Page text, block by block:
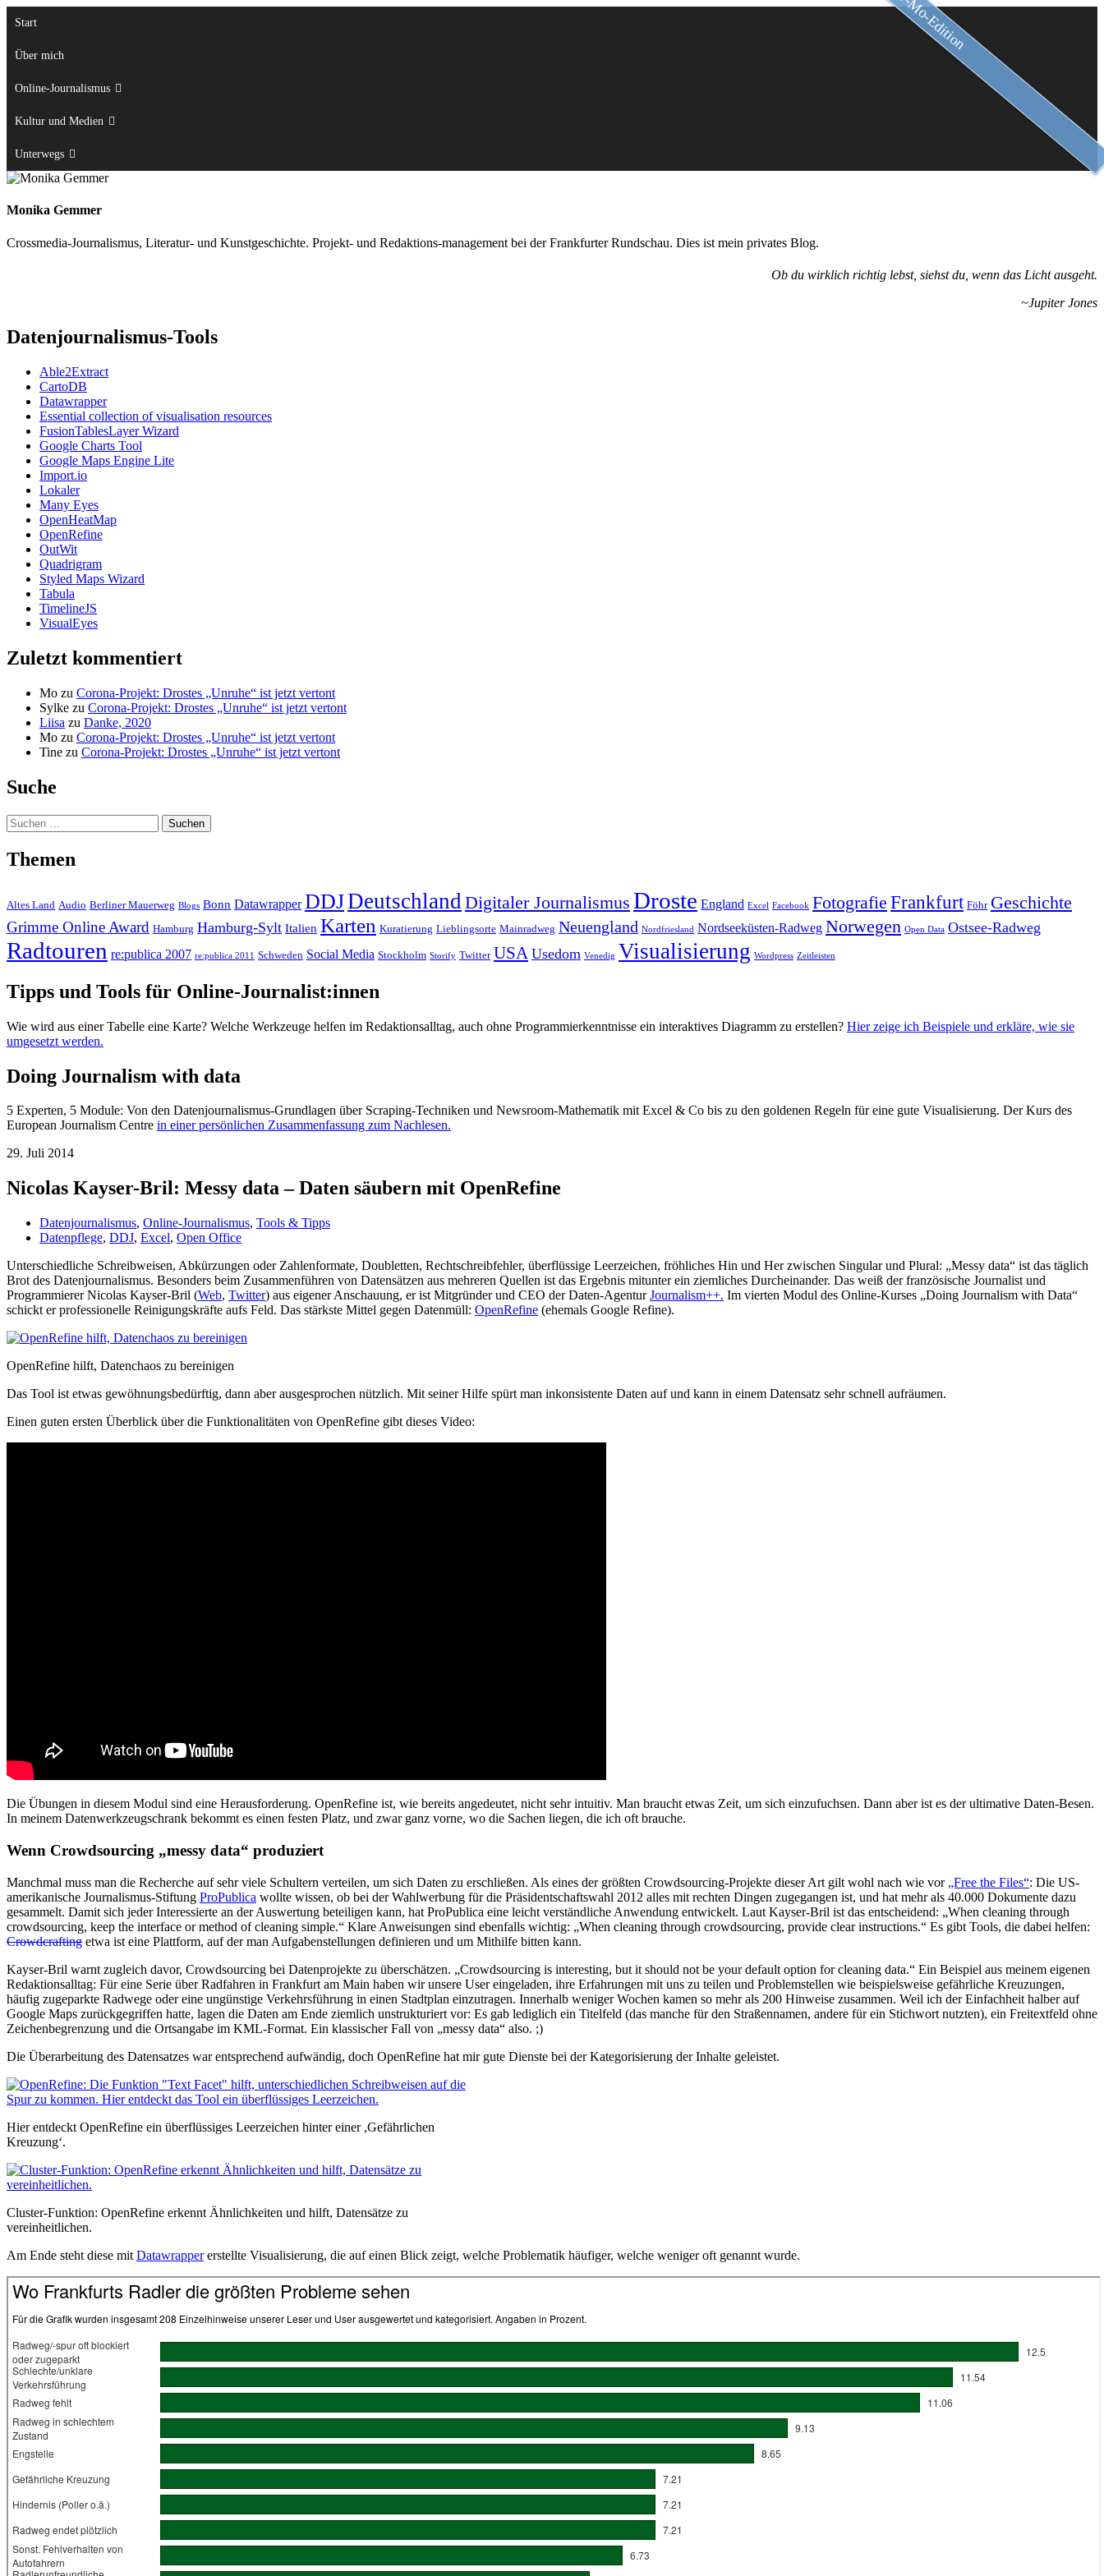
Inhalt
Start
Über mich
Online-Journalismus
Kultur und Medien
Unterwegs
Monika Gemmer
Crossmedia-Journalismus, Literatur- und Kunstgeschichte. Projekt- und Redaktions-management bei der Frankfurter Rundschau. Dies ist mein privates Blog.
Ob du wirklich richtig lebst, siehst du, wenn das Licht ausgeht.
~Jupiter Jones
Datenjournalismus-Tools
Able2Extract
CartoDB
Datawrapper
Essential collection of visualisation resources
FusionTablesLayer Wizard
Google Charts Tool
Google Maps Engine Lite
Import.io
Lokaler
Many Eyes
OpenHeatMap
OpenRefine
OutWit
Quadrigram
Styled Maps Wizard
Tabula
TimelineJS
VisualEyes
Zuletzt kommentiert
Mo zu Corona-Projekt: Drostes „Unruhe“ ist jetzt vertont
Sylke zu Corona-Projekt: Drostes „Unruhe“ ist jetzt vertont
Liisa zu Danke, 2020
Mo zu Corona-Projekt: Drostes „Unruhe“ ist jetzt vertont
Tine zu Corona-Projekt: Drostes „Unruhe“ ist jetzt vertont
Suche
Suchen
nach:
Themen
Altes Land Audio Berliner Mauerweg Blogs Bonn Datawrapper DDJDeutschland Digitaler Journalismus Droste England Excel Facebook Fotografie Frankfurt Föhr Geschichte
Grimme Online Award Hamburg Hamburg-Sylt Italien Karten Kuratierung Lieblingsorte Mainradweg Neuengland Nordfriesland Nordseeküsten-Radweg Norwegen Open Data Ostsee-Radweg
Radtouren re:publica 2007 re:publica 2011 Schweden Social Media Stockholm Storify Twitter USA Usedom Venedig Visualisierung Wordpress Zeitleisten
Tipps und Tools für Online-Journalist:innen
Wie wird aus einer Tabelle eine Karte? Welche Werkzeuge helfen im Redaktionsalltag, auch ohne Programmierkenntnisse ein interaktives Diagramm zu erstellen? Hier zeige ich Beispiele und erkläre, wie sie
umgesetzt werden.
Doing Journalism with data
5 Experten, 5 Module: Von den Datenjournalismus-Grundlagen über Scraping-Techniken und Newsroom-Mathematik mit Excel & Co bis zu den goldenen Regeln für eine gute Visualisierung. Der Kurs des
European Journalism Centre in einer persönlichen Zusammenfassung zum Nachlesen.
29. Juli 2014
Nicolas Kayser-Bril: Messy data – Daten säubern mit OpenRefine
Datenjournalismus, Online-Journalismus, Tools & Tipps
Datenpflege, DDJ, Excel, Open Office
Unterschiedliche Schreibweisen, Abkürzungen oder Zahlenformate, Doubletten, Rechtschreibfehler, überflüssige Leerzeichen, fröhliches Hin und Her zwischen Singular und Plural: „Messy data“ ist das täglich
Brot des Datenjournalismus. Besonders beim Zusammenführen von Datensätzen aus mehreren Quellen ist das Ergebnis mitunter ein ziemliches Durcheinander. Das weiß der französische Journalist und
Programmierer Nicolas Kayser-Bril (Web, Twitter) aus eigener Anschauung, er ist Mitgründer und CEO der Daten-AgenturJournalism++. Im vierten Modul des Online-Kurses „Doing Journalism with Data“
schickt er professionelle Reinigungskräfte aufs Feld. Das stärkste Mittel gegen Datenmüll: OpenRefine (ehemals Google Refine).
OpenRefine hilft, Datenchaos zu bereinigen
Das Tool ist etwas gewöhnungsbedürftig, dann aber ausgesprochen nützlich. Mit seiner Hilfe spürt man inkonsistente Daten auf und kann in einem Datensatz sehr schnell aufräumen.
Einen guten ersten Überblick über die Funktionalitäten von OpenRefine gibt dieses Video:
Die Übungen in diesem Modul sind eine Herausforderung. OpenRefine ist, wie bereits angedeutet, nicht sehr intuitiv. Man braucht etwas Zeit, um sich einzufuchsen. Dann aber ist es der ultimative Daten-Besen.
In meinem Datenwerkzeugschrank bekommt es einen festen Platz, und zwar ganz vorne, wo die Sachen liegen, die ich oft brauche.
Wenn Crowdsourcing „messy data“ produziert
Manchmal muss man die Recherche auf sehr viele Schultern verteilen, um sich Daten zu erschließen. Als eines der größten Crowdsourcing-Projekte dieser Art gilt wohl nach wie vor „Free the Files“: Die US-
amerikanische Journalismus-Stiftung ProPublica wollte wissen, ob bei der Wahlwerbung für die Präsidentschaftswahl 2012 alles mit rechten Dingen zugegangen ist, und hat mehr als 40.000 Dokumente dazu
gesammelt. Damit sich jeder Interessierte an der Auswertung beteiligen kann, hat ProPublica eine leicht verständliche Anwendung entwickelt. Laut Kayser-Bril ist das entscheidend: „When cleaning through
crowdsourcing, keep the interface or method of cleaning simple.“ Klare Anweisungen sind ebenfalls wichtig: „When cleaning through crowdsourcing, provide clear instructions.“ Es gibt Tools, die dabei helfen:
Crowdcrafting etwa ist eine Plattform, auf der man Aufgabenstellungen definieren und um Mithilfe bitten kann.
Kayser-Bril warnt zugleich davor, Crowdsourcing bei Datenprojekte zu überschätzen. „Crowdsourcing is interesting, but it should not be your default option for cleaning data.“ Ein Beispiel aus meinem eigenen
Redaktionsalltag: Für eine Serie über Radfahren in Frankfurt am Main haben wir unsere User eingeladen, ihre Erfahrungen mit uns zu teilen und Problemstellen wie beispielsweise gefährliche Kreuzungen,
häufig zugeparkte Radwege oder eine ungünstige Verkehrsführung in einen Stadtplan einzutragen. Innerhalb weniger Wochen kamen so mehr als 200 Hinweise zusammen. Weil ich der Einfachheit halber auf
Google Maps zurückgegriffen hatte, lagen die Daten am Ende ziemlich unstrukturiert vor: Es gab lediglich ein Titelfeld (das manche für den Straßennamen, andere für ein Stichwort nutzten), ein Freitextfeld ohne
Zeichenbegrenzung und die Ortsangabe im KML-Format. Ein klassischer Fall von „messy data“ also. ;)
Die Überarbeitung des Datensatzes war entsprechend aufwändig, doch OpenRefine hat mir gute Dienste bei der Kategorisierung der Inhalte geleistet.
Hier entdeckt OpenRefine ein überflüssiges Leerzeichen hinter einer ,Gefährlichen
Kreuzung‘.
Cluster-Funktion: OpenRefine erkennt Ähnlichkeiten und hilft, Datensätze zu
vereinheitlichen.
Am Ende steht diese mit Datawrappererstellte Visualisierung, die auf einen Blick zeigt, welche Problematik häufiger, welche weniger oft genannt wurde.